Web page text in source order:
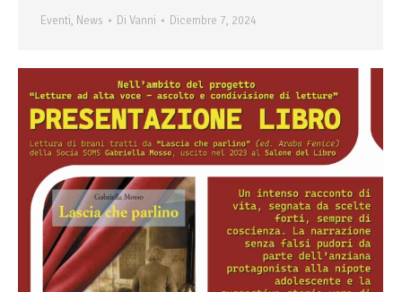
Eventi, News Di Vanni Dicembre 7, 2024